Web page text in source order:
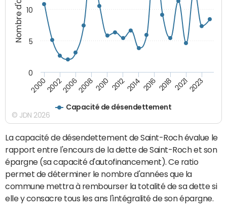
Capacité de désendettement
20002002200620082010 20122014 2016 2018 20212023
0
5
10
© JDN 2026
La capacité de désendettement de Saint-Roch évalue le
rapport entre l'encours de la dette de Saint-Roch et son
épargne (sa capacité d'autofinancement). Ce ratio
permet de déterminer le nombre d'années que la
commune mettra à rembourser la totalité de sa dette si
elle y consacre tous les ans l'intégralité de son épargne.